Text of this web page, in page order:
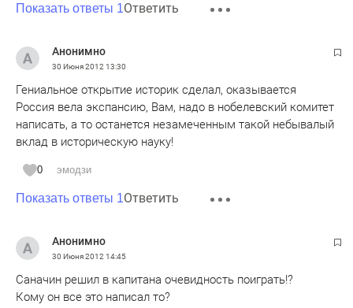
коему г-н Саначин присваивает неслыханный в науке чин
Лев Овруцкий
Показать ответы 1Ответить
Анонимно
30 Июня 2012 13:30
Гениальное открытие историк сделал, оказывается
Россия вела экспансию, Вам, надо в нобелевский комитет
написать, а то останется незамеченным такой небывалый
вклад в историческую науку!
0 эмодзи
Показать ответы 1Ответить
Анонимно
30 Июня 2012 14:45
Саначин решил в капитана очевидность поиграть!?
Кому он все это написал то?